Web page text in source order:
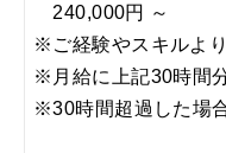
240,000円 ～
※ご経験やスキルよ
※月給に上記30時間
※30時間超過した場